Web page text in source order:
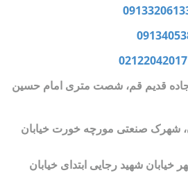
02122042017
1: تهران، جاده قدیم قم، شصت متری امام حسین
2: اصفهان، شهرک صنعتی مورچه خورت خیابان
خیابان شهید رجایی ابتدای خیابان